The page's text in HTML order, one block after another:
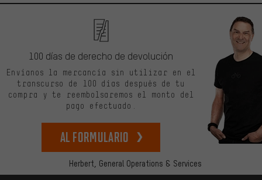
Herbert, General Operations & Services
100 días de derecho de devolución
Envíanos la mercancía sin utilizar en el
transcurso de 100 días después de tu
compra y te reembolsaremos el monto del
pago efectuado.
Al formulario